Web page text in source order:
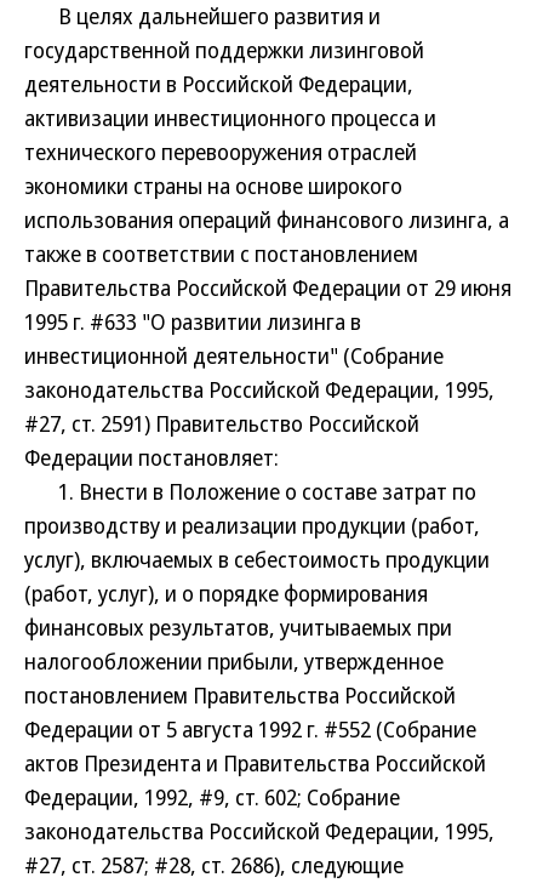
В целях дальнейшего развития и
государственной поддержки лизинговой
деятельности в Российской Федерации,
активизации инвестиционного процесса и
технического перевооружения отраслей
экономики страны на основе широкого
использования операций финансового лизинга, а
также в соответствии с постановлением
Правительства Российской Федерации от 29 июня
1995 г. #633 "О развитии лизинга в
инвестиционной деятельности" (Собрание
законодательства Российской Федерации, 1995,
#27, ст. 2591) Правительство Российской
Федерации постановляет:
1. Внести в Положение о составе затрат по
производству и реализации продукции (работ,
услуг), включаемых в себестоимость продукции
(работ, услуг), и о порядке формирования
финансовых результатов, учитываемых при
налогообложении прибыли, утвержденное
постановлением Правительства Российской
Федерации от 5 августа 1992 г. #552 (Собрание
актов Президента и Правительства Российской
Федерации, 1992, #9, ст. 602; Собрание
законодательства Российской Федерации, 1995,
#27, ст. 2587; #28, ст. 2686), следующие